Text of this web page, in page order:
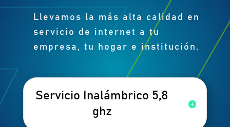
Llevamos la más alta calidad en
servicio de internet a tu
empresa, tu hogar e institución.
Servicio Inalámbrico 5,8
ghz